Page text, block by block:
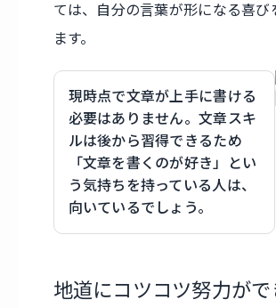
ては、自分の言葉が形になる喜び
ます。
現時点で文章が上手に書ける
必要はありません。文章スキ
ルは後から習得できるため
「文章を書くのが好き」とい
う気持ちを持っている人は、
向いているでしょう。
地道にコツコツ努力がで